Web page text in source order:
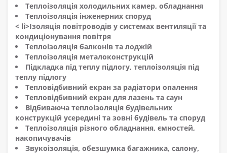
Теплоізоляція холодильних камер, обладнання
Теплоізоляція інженерних споруд
< li>Ізоляція повітроводів у системах вентиляції та
кондиціонування повітря
Теплоізоляція балконів та лоджій
Теплоізоляція металоконструкцій
Підкладка під теплу підлогу, теплоізоляція під
теплу підлогу
Тепловідбивний екран за радіатори опалення
Тепловідбивний екран для лазень та саун
Відбиваюча теплоізоляція будівельних
конструкцій усередині та зовні будівель та споруд
Теплоізоляція різного обладнання, ємностей,
накопичувачів
Звукоізоляція, обезшумка багажника, салону,